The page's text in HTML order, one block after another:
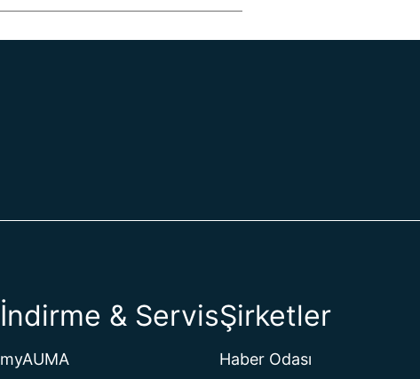
İndirme & Servis
myAUMA
Şirketler
Haber Odası